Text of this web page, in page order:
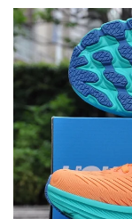
#ROCKETX #RINCON